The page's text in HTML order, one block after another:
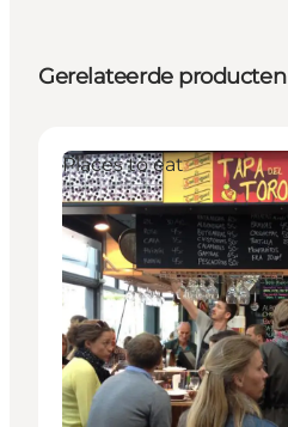
Gerelateerde producten
Places to eat